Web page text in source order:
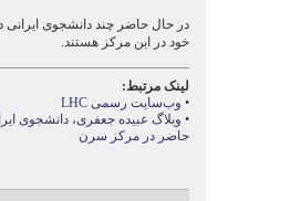
در حال حاضر چند دانشجوی ایرانی
خود در این مرکز هستند.
لینک‌ مرتبط:
• وب‌سایت رسمی LHC
• وبلاگ عبیده جعفری، دانشجوی
حاضر در مرکز سرن